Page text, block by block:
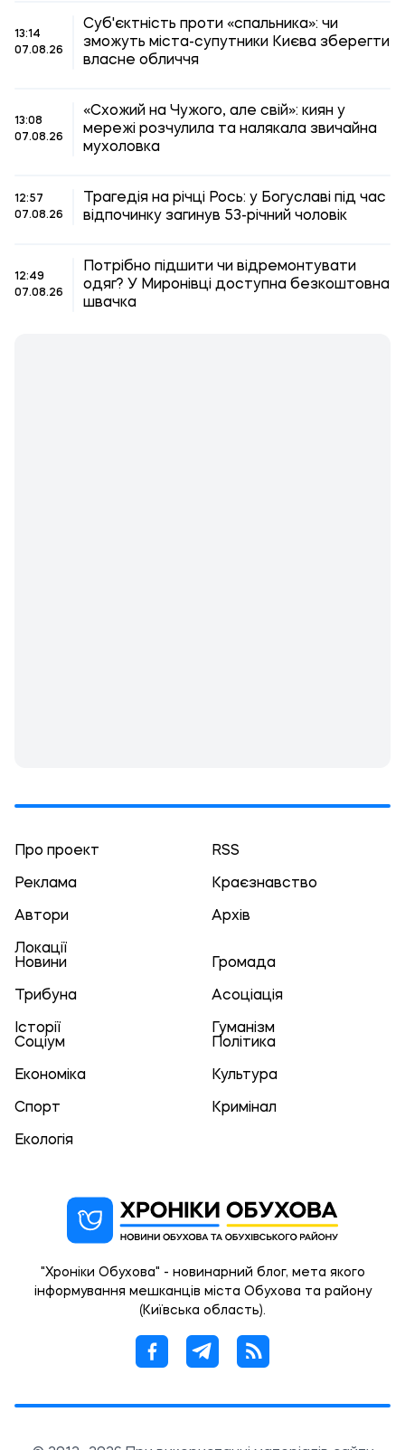
13:14
07.08.26
Суб'єктність проти «спальника»: чи
зможуть міста-супутники Києва зберегти
власне обличчя
13:08
07.08.26
«Схожий на Чужого, але свій»: киян у
мережі розчулила та налякала звичайна
мухоловка
12:57
07.08.26
Трагедія на річці Рось: у Богуславі під час
відпочинку загинув 53-річний чоловік
12:49
07.08.26
Потрібно підшити чи відремонтувати
одяг? У Миронівці доступна безкоштовна
швачка
Про проект RSS
Реклама Краєзнавство
Автори Архів
Локації
Новини
Громада
Трибуна Асоціація
Історії
Гуманізм
Соціум
Політика
Економіка Культура
Спорт Кримінал
Екологія
"Хроніки Обухова" - новинарний блог, мета якого
інформування мешканців міста Обухова та району
(Київська область).